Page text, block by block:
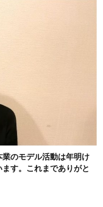
のモデル活動は年明け
す。これまでありがと